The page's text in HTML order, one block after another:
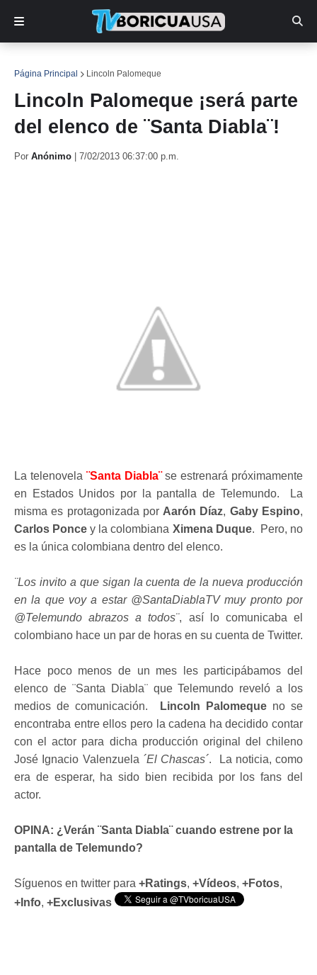
Página Principal Lincoln Palomeque
Lincoln Palomeque ¡será parte
del elenco de ¨Santa Diabla¨!
Por Anónimo 7/02/2013 06:37:00 p.m.
La telenovela ¨Santa Diabla¨se estrenará próximamente
en Estados Unidos por la pantalla de Telemundo. La
misma es protagonizada por Aarón Díaz, Gaby Espino,
Carlos Ponce y la colombiana Ximena Duque. Pero, no
es la única colombiana dentro del elenco.
¨Los invito a que sigan la cuenta de la nueva producción
en la que voy a estar @SantaDiablaTV muy pronto por
@Telemundo abrazos a todos¨, así lo comunicaba el
colombiano hace un par de horas en su cuenta de Twitter.
Hace poco menos de un mes les participábamos del
elenco de ¨Santa Diabla¨ que Telemundo reveló a los
medios de comunicación.
Lincoln Palomequeno se
encontraba entre ellos pero la cadena ha decidido contar
con el actor para dicha producción original del chileno
José Ignacio Valenzuela ´El Chascas´. La noticia, como
era de esperar, ha sido bien recibida por los fans del
actor.
OPINA: ¿Verán ¨Santa Diabla¨ cuando estrene por la
pantalla de Telemundo?
Síguenos en twitter para +Ratings, +Vídeos, +Fotos,
+Info, +Exclusivas